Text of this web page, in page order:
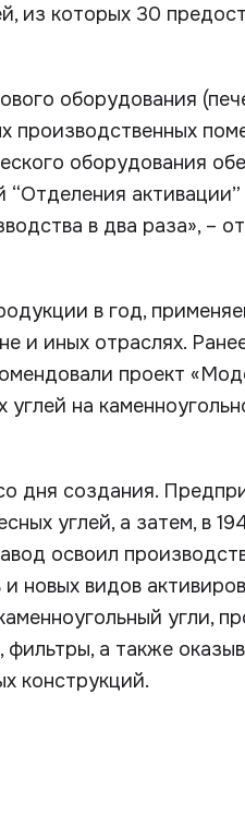
из которых 30
оборудования
производственных
оборудования
в два раза», –
в год,
и иных отраслях.
проект
на
дня создания.
углей, а затем, в
освоил
новых видов
угли,
а также
конструкций.